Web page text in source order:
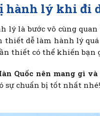
hành lý khi đi
lý là bước vô cùng
thiết dễ làm hành lý
thiết có thể khiến
Quốc nên mang gì
sự chuẩn bị tốt nhất nhé!